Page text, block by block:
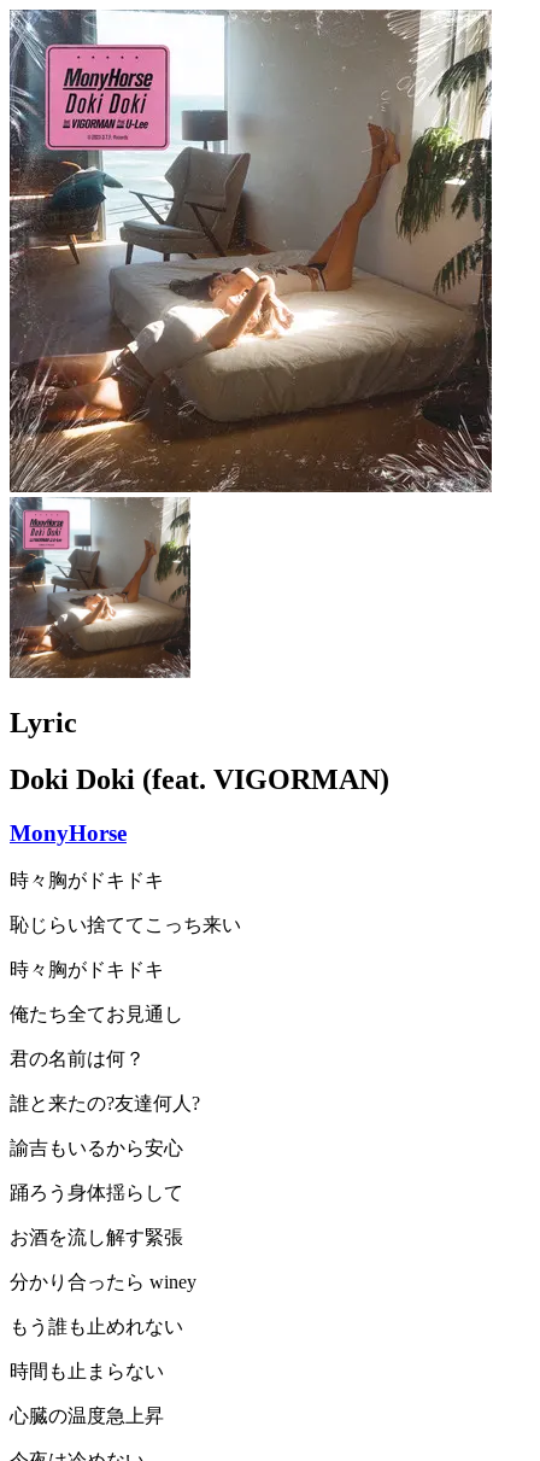
Lyric
Doki Doki (feat. VIGORMAN)
MonyHorse
時々胸がドキドキ
恥じらい捨ててこっち来い
時々胸がドキドキ
俺たち全てお見通し
君の名前は何？
誰と来たの?友達何人?
諭吉もいるから安心
踊ろう身体揺らして
お酒を流し解す緊張
分かり合ったら winey
もう誰も止めれない
時間も止まらない
心臓の温度急上昇